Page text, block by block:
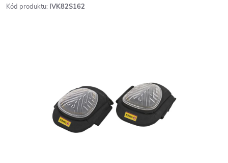
Kód produktu: IVK82S162